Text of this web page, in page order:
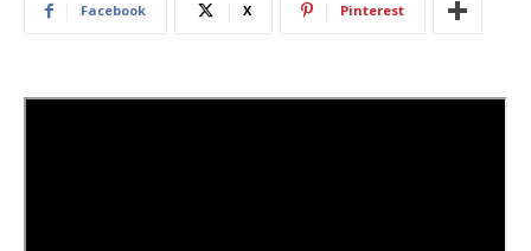
Facebook X Pinterest